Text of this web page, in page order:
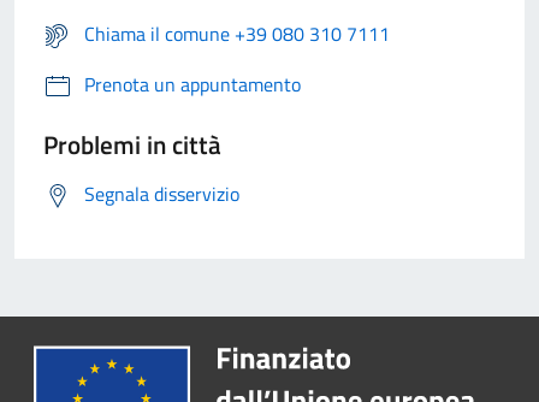
Chiama il comune +39 080 310 7111
Prenota un appuntamento
Problemi in città
Segnala disservizio